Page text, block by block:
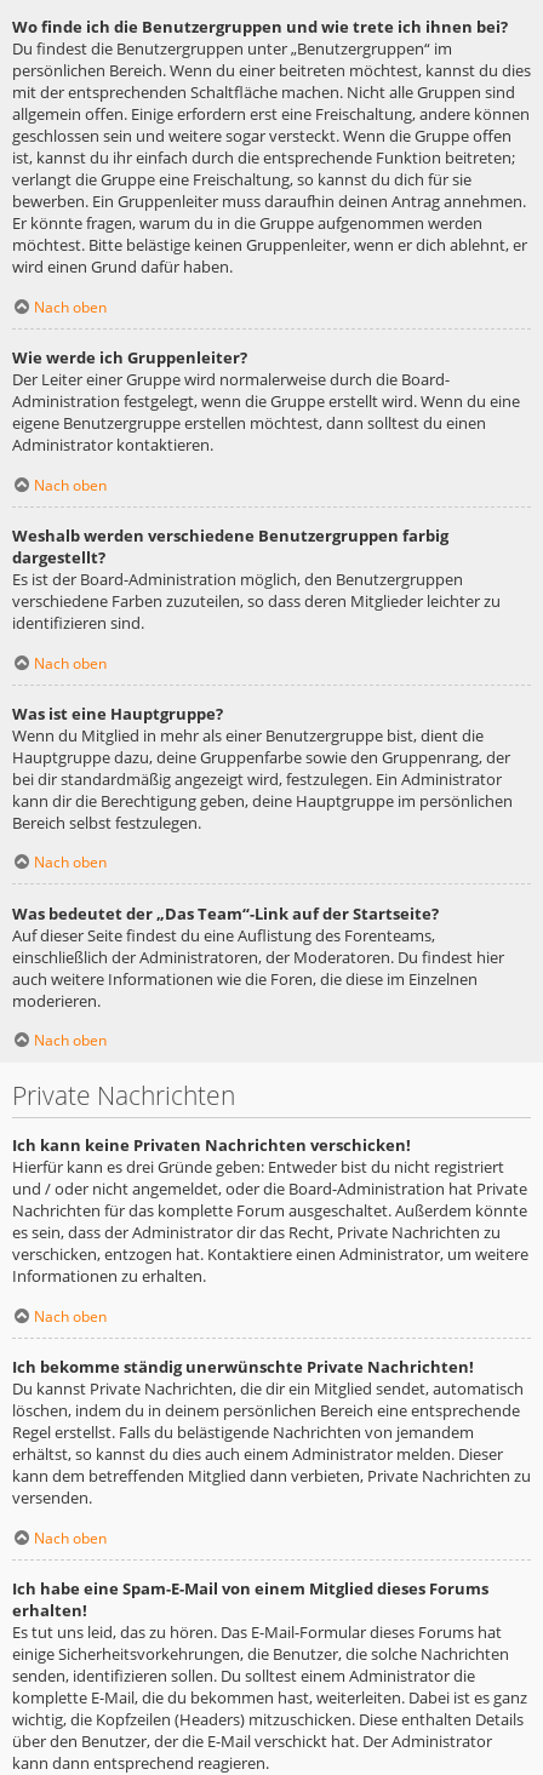
Wo finde ich die Benutzergruppen und wie trete ich ihnen bei?
Du findest die Benutzergruppen unter „Benutzergruppen“ im
persönlichen Bereich. Wenn du einer beitreten möchtest, kannst du dies
mit der entsprechenden Schaltfläche machen. Nicht alle Gruppen sind
allgemein offen. Einige erfordern erst eine Freischaltung, andere können
geschlossen sein und weitere sogar versteckt. Wenn die Gruppe offen
ist, kannst du ihr einfach durch die entsprechende Funktion beitreten;
verlangt die Gruppe eine Freischaltung, so kannst du dich für sie
bewerben. Ein Gruppenleiter muss daraufhin deinen Antrag annehmen.
Er könnte fragen, warum du in die Gruppe aufgenommen werden
möchtest. Bitte belästige keinen Gruppenleiter, wenn er dich ablehnt, er
wird einen Grund dafür haben.
Nach oben
Wie werde ich Gruppenleiter?
Der Leiter einer Gruppe wird normalerweise durch die Board-
Administration festgelegt, wenn die Gruppe erstellt wird. Wenn du eine
eigene Benutzergruppe erstellen möchtest, dann solltest du einen
Administrator kontaktieren.
Nach oben
Weshalb werden verschiedene Benutzergruppen farbig
dargestellt?
Es ist der Board-Administration möglich, den Benutzergruppen
verschiedene Farben zuzuteilen, so dass deren Mitglieder leichter zu
identifizieren sind.
Nach oben
Was ist eine Hauptgruppe?
Wenn du Mitglied in mehr als einer Benutzergruppe bist, dient die
Hauptgruppe dazu, deine Gruppenfarbe sowie den Gruppenrang, der
bei dir standardmäßig angezeigt wird, festzulegen. Ein Administrator
kann dir die Berechtigung geben, deine Hauptgruppe im persönlichen
Bereich selbst festzulegen.
Nach oben
Was bedeutet der „Das Team“-Link auf der Startseite?
Auf dieser Seite findest du eine Auflistung des Forenteams,
einschließlich der Administratoren, der Moderatoren. Du findest hier
auch weitere Informationen wie die Foren, die diese im Einzelnen
moderieren.
Nach oben
Private Nachrichten
Ich kann keine Privaten Nachrichten verschicken!
Hierfür kann es drei Gründe geben: Entweder bist du nicht registriert
und / oder nicht angemeldet, oder die Board-Administration hat Private
Nachrichten für das komplette Forum ausgeschaltet. Außerdem könnte
es sein, dass der Administrator dir das Recht, Private Nachrichten zu
verschicken, entzogen hat. Kontaktiere einen Administrator, um weitere
Informationen zu erhalten.
Nach oben
Ich bekomme ständig unerwünschte Private Nachrichten!
Du kannst Private Nachrichten, die dir ein Mitglied sendet, automatisch
löschen, indem du in deinem persönlichen Bereich eine entsprechende
Regel erstellst. Falls du belästigende Nachrichten von jemandem
erhältst, so kannst du dies auch einem Administrator melden. Dieser
kann dem betreffenden Mitglied dann verbieten, Private Nachrichten zu
versenden.
Nach oben
Ich habe eine Spam-E-Mail von einem Mitglied dieses Forums
erhalten!
Es tut uns leid, das zu hören. Das E-Mail-Formular dieses Forums hat
einige Sicherheitsvorkehrungen, die Benutzer, die solche Nachrichten
senden, identifizieren sollen. Du solltest einem Administrator die
komplette E-Mail, die du bekommen hast, weiterleiten. Dabei ist es ganz
wichtig, die Kopfzeilen (Headers) mitzuschicken. Diese enthalten Details
über den Benutzer, der die E-Mail verschickt hat. Der Administrator
kann dann entsprechend reagieren.